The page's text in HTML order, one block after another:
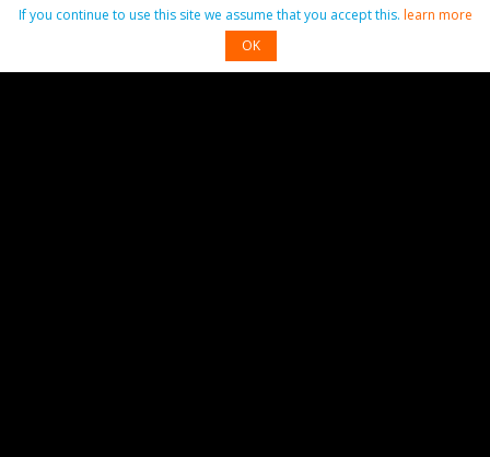
If you continue to use this site we assume that you accept this. learn more
OK